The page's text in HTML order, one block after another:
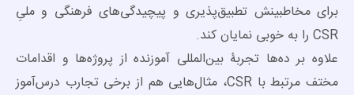
برای مخاطبینش تطبیق‌پذیری و پیچیدگی‌های فرهنگی و ملیِ
CSR را به خوبی نمایان کند.
علاوه بر ده‌ها تجربۀ بین‌المللی آموزنده از پروژه‌ها و اقدامات
مختف مرتبط با CSR، مثال‌هایی هم از برخی تجارب درس‌آموز